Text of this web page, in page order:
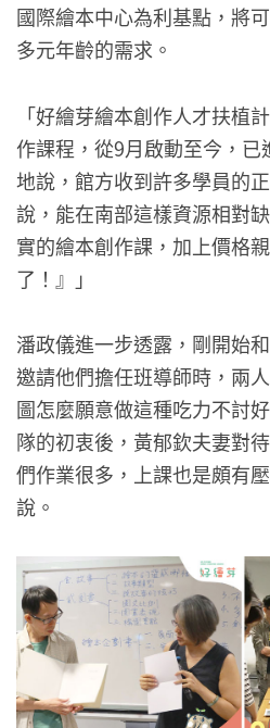
國際繪本中心為利基點，將
多元年齡的需求。
「好繪芽繪本創作人才扶植
作課程，從9月啟動至今，
地說，館方收到許多學員的
說，能在南部這樣資源相對
實的繪本創作課，加上價格
了！』」
潘政儀進一步透露，剛開始
邀請他們擔任班導師時，兩
圖怎麼願意做這種吃力不討
隊的初衷後，黃郁欽夫妻對
們作業很多，上課也是頗有
說。